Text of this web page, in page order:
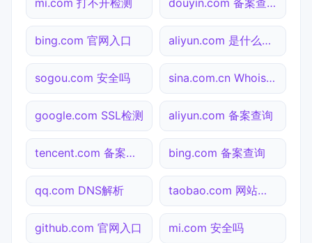
bing.com 官网入口 aliyun.com 是什么网站
sogou.com 安全吗 sina.com.cn Whois查询
google.com SSL检测 aliyun.com 备案查询
tencent.com 备案查询 bing.com 备案查询
qq.com DNS解析 taobao.com 网站状态
github.com 官网入口 mi.com 安全吗